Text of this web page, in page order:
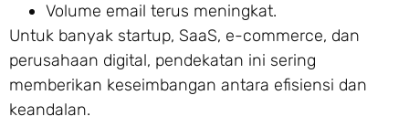
Volume email terus meningkat.
Untuk banyak startup, SaaS, e-commerce, dan
perusahaan digital, pendekatan ini sering
memberikan keseimbangan antara efisiensi dan
keandalan.